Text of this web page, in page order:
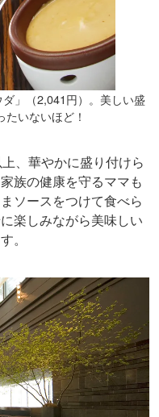
」（2,041円）。美しい盛
いないほど！
、華やかに盛り付けら
族の健康を守るママも
ソースをつけて食べら
楽しみながら美味しい
。